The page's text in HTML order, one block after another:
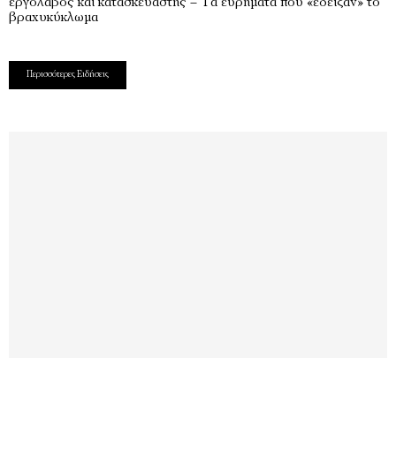
εργολάβος και κατασκευαστής – Τα ευρήματα που «έδειξαν» το
βραχυκύκλωμα
Περισσότερες Ειδήσεις